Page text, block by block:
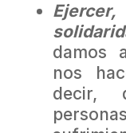
damos
nos
decir,